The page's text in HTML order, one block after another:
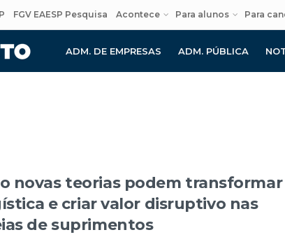
FGV EAESP Pesquisa Acontece Para alunos Para
ADM. DE EMPRESAS ADM. PÚBLICA
novas teorias podem transformar
e criar valor disruptivo nas
de suprimentos